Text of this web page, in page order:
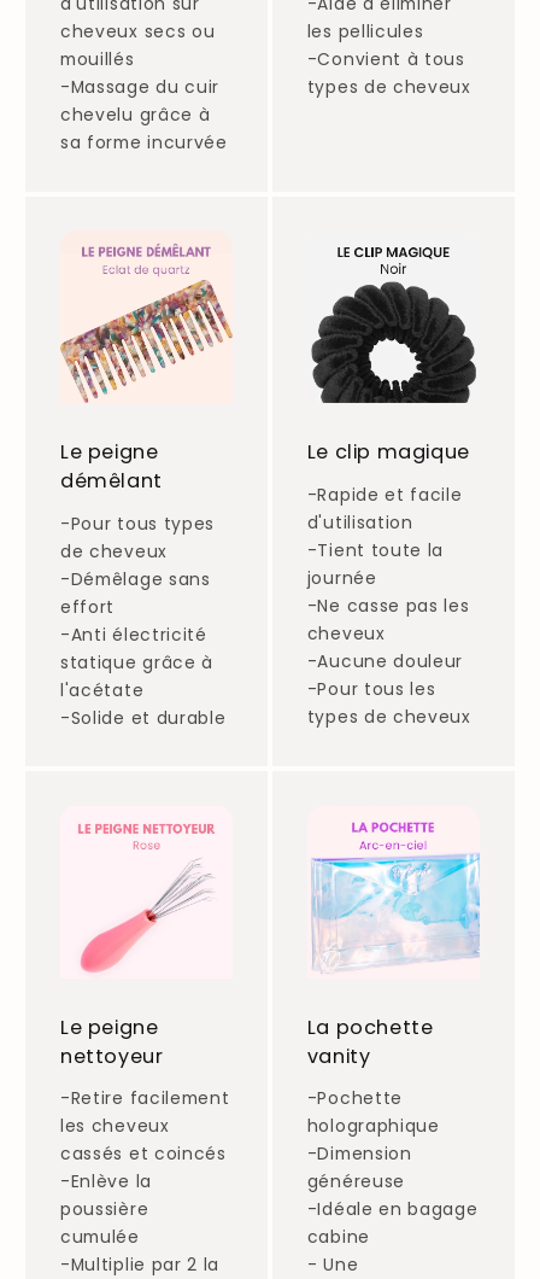
cheveux secs ou
mouillés
-Massage du cuir
chevelu grâce à
sa forme incurvée
les pellicules
-Convient à tous
types de cheveux
Le peigne
démêlant
-Pour tous types
de cheveux
-Démêlage sans
effort
-Anti électricité
statique grâce à
l'acétate
-Solide et durable
Le clip magique
-Rapide et facile
d'utilisation
-Tient toute la
journée
-Ne casse pas les
cheveux
-Aucune douleur
-Pour tous les
types de cheveux
Le peigne
nettoyeur
-Retire facilement
les cheveux
cassés et coincés
-Enlève la
poussière
cumulée
-Multiplie par 2 la
La pochette
vanity
-Pochette
holographique
-Dimension
généreuse
-Idéale en bagage
cabine
- Une